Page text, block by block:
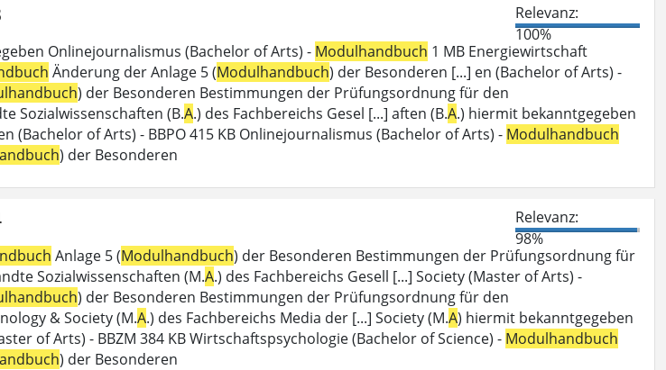
Relevanz:
100%
Onlinejournalismus (Bachelor of Arts) - Modulhandbuch 1 MB Energiewirtschaft
Änderung der Anlage 5 (Modulhandbuch) der Besonderen [...] en (Bachelor of Arts) -
) der Besonderen Bestimmungen der Prüfungsordnung für den
Sozialwissenschaften (B.A.) des Fachbereichs Gesel [...] aften (B.A.) hiermit bekanntgegeben
(Bachelor of Arts) - BBPO 415 KB Onlinejournalismus (Bachelor of Arts) - Modulhandbuch
) der Besonderen
Relevanz:
98%
Anlage 5 (Modulhandbuch) der Besonderen Bestimmungen der Prüfungsordnung für
Sozialwissenschaften (M.A.) des Fachbereichs Gesell [...] Society (Master of Arts) -
) der Besonderen Bestimmungen der Prüfungsordnung für den
& Society (M.A.) des Fachbereichs Media der [...] Society (M.A) hiermit bekanntgegeben
of Arts) - BBZM 384 KB Wirtschaftspsychologie (Bachelor of Science) - Modulhandbuch
) der Besonderen